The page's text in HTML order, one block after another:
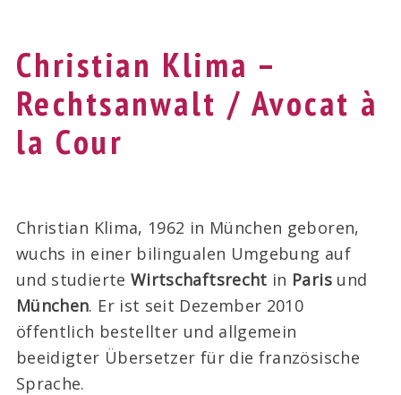
Christian Klima –
Rechtsanwalt / Avocat à
la Cour
Christian Klima, 1962 in München geboren,
wuchs in einer bilingualen Umgebung auf
und studierte Wirtschaftsrecht in Parisund
München. Er ist seit Dezember 2010
öffentlich bestellter und allgemein
beeidigter Übersetzer für die französische
Sprache.